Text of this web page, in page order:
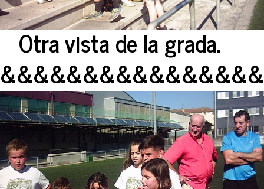
Otra vista de la grada.